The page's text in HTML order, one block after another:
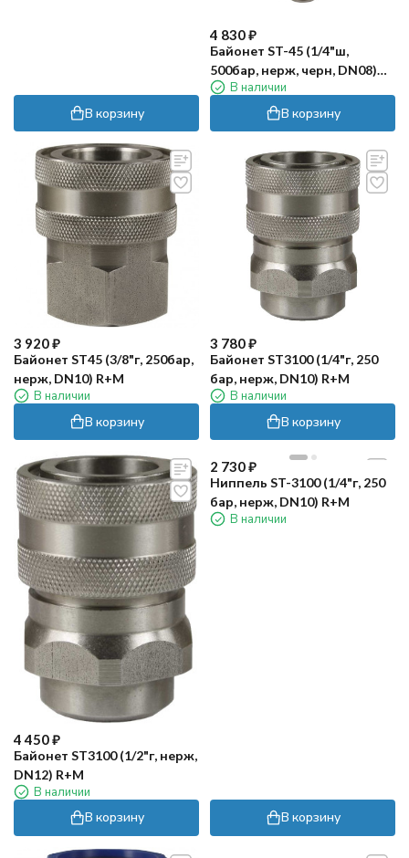
В корзину
4 830₽
Байонет ST-45 (1/4"ш,
500бар, нерж, черн, DN08)
R+MВ наличии
В корзину
3 920₽
Байонет ST45 (3/8"г, 250бар,
нерж, DN10) R+M
В наличии
В корзину
3 780₽
Байонет ST3100 (1/4"г, 250
бар, нерж, DN10) R+M
В наличии
В корзину
4 450₽
Байонет ST3100 (1/2"г, нерж,
DN12) R+M
В наличии
В корзину
2 730₽
Ниппель ST-3100 (1/4"г, 250
бар, нерж, DN10) R+M
В наличии
В корзину